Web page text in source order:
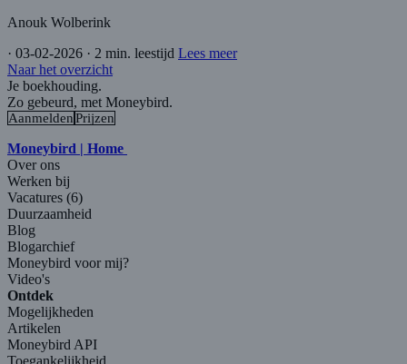
Anouk Wolberink
· 03-02-2026 · 2 min. leestijd Lees meer
Naar het overzicht